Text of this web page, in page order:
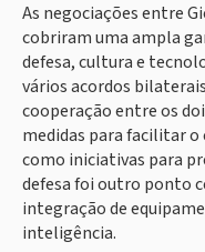
As negociações entre
cobriram uma ampla
defesa, cultura e
vários acordos
cooperação entre os
medidas para facilitar o
como iniciativas para
defesa foi outro ponto
integração de
inteligência.